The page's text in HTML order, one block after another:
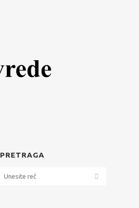
PRETRAGA